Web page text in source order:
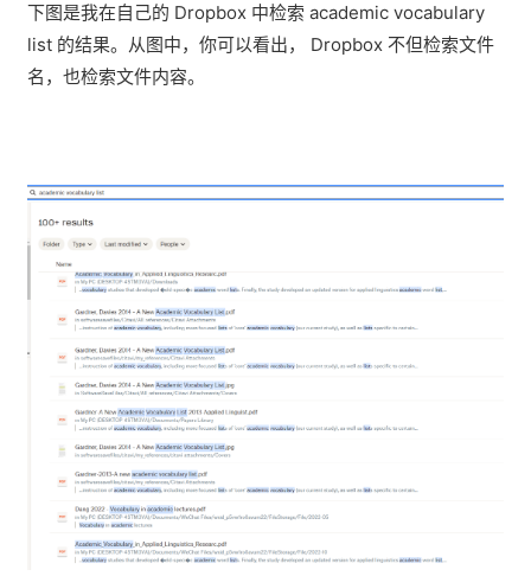
下图是我在自己的 Dropbox 中检索 academic vocabulary
list 的结果。从图中，你可以看出， Dropbox 不但检索文件
名，也检索文件内容。